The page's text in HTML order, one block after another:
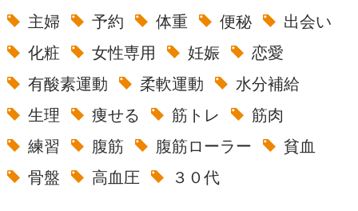
主婦
予約 体重 便秘
出会い
化粧
女性専用 妊娠
恋愛
有酸素運動
柔軟運動
水分補給
生理
痩せる 筋トレ
筋肉
練習
腹筋 腹筋ローラー
貧血
骨盤
高血圧 ３０代